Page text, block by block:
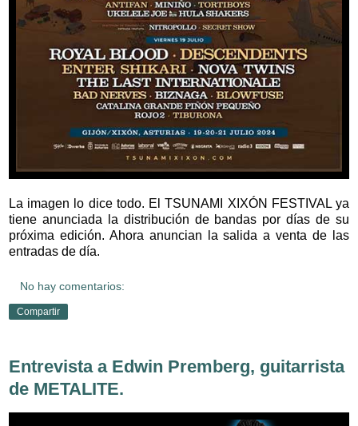
La imagen lo dice todo. El TSUNAMI XIXÓN FESTIVAL ya
tiene anunciada la distribución de bandas por días de su
próxima edición. Ahora anuncian la salida a venta de las
entradas de día.
No hay comentarios:
Compartir
Entrevista a Edwin Premberg, guitarrista
de METALITE.